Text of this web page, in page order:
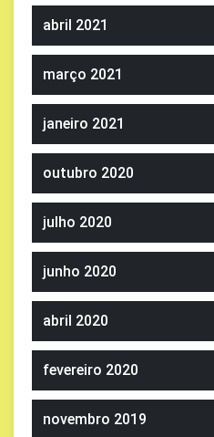
abril 2021
março 2021
janeiro 2021
outubro 2020
julho 2020
junho 2020
abril 2020
fevereiro 2020
novembro 2019